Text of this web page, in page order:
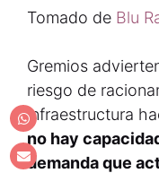
Tomado de Blu
Gremios
riesgo de
infraestructura
no hay
demanda que